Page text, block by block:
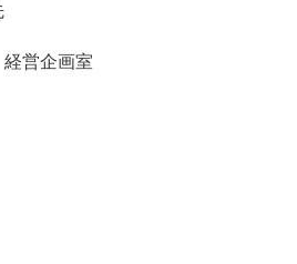
営企画室